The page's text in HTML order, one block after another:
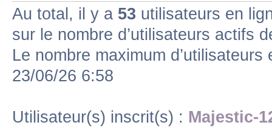
Au total, il y a 53 utilisateurs en
sur le nombre d’utilisateurs actifs
Le nombre maximum
23/06/26 6:58
Utilisateur(s) inscrit(s) : Majestic-